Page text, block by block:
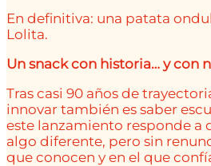
En definitiva: una patata
Lolita.
Un snack con historia… y con
Tras casi 90 años de
innovar también es saber
este lanzamiento responde a
algo diferente, pero sin
que conocen y en el que